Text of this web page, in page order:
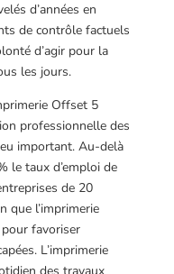
d’années en
de contrôle factuels
d’agir pour la
les jours.
Offset 5
professionnelle des
important. Au-delà
le taux d’emploi de
de 20
que l’imprimerie
pour favoriser
L’imprimerie